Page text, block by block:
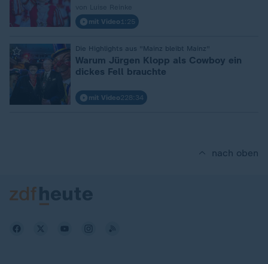
mit Video 1:25
Die Highlights aus "Mainz bleibt Mainz"
Warum Jürgen Klopp als Cowboy ein
dickes Fell brauchte
mit Video228:34
nach oben